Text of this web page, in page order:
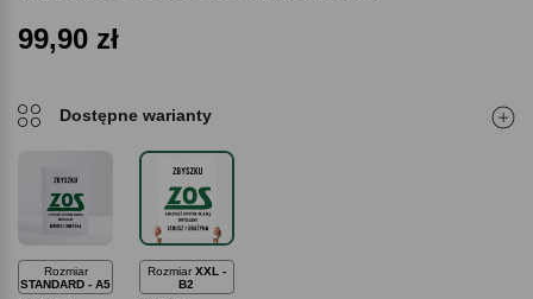
99,90 zł
Dostępne warianty
Rozmiar
STANDARD - A5
Rozmiar XXL -
B2